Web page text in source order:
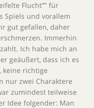
Flucht”” für
Spiels und vorallem
gut gefallen, daher
Immerhin
Ich habe mich an
geäußert, dass ich es
keine richtige
nur zwei Charaktere
zumindest teilweise
Idee folgender: Man